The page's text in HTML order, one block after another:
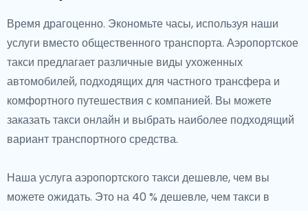
Время драгоценно. Экономьте часы, используя наши
услуги вместо общественного транспорта. Аэропортское
такси предлагает различные виды ухоженных
автомобилей, подходящих для частного трансфера и
комфортного путешествия с компанией. Вы можете
заказать такси онлайн и выбрать наиболее подходящий
вариант транспортного средства.
Наша услуга аэропортского такси дешевле, чем вы
можете ожидать. Это на 40 % дешевле, чем такси в